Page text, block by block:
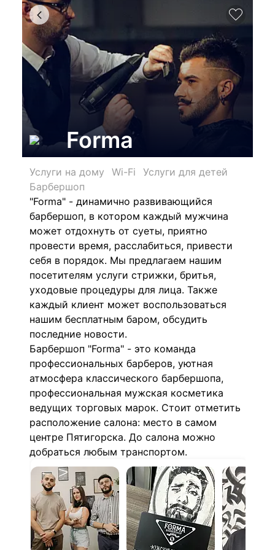
Forma
Услуги на дому Wi-Fi
Услуги для детей
Барбершоп
"Forma" - динамично развивающийся
барбершоп, в котором каждый мужчина
может отдохнуть от суеты, приятно
провести время, расслабиться, привести
себя в порядок. Мы предлагаем нашим
посетителям услуги стрижки, бритья,
уходовые процедуры для лица. Также
каждый клиент может воспользоваться
нашим бесплатным баром, обсудить
последние новости.
Барбершоп "Forma" - это команда
профессиональных барберов, уютная
атмосфера классического барбершопа,
профессиональная мужская косметика
ведущих торговых марок. Стоит отметить
расположение салона: место в самом
центре Пятигорска. До салона можно
добраться любым транспортом.